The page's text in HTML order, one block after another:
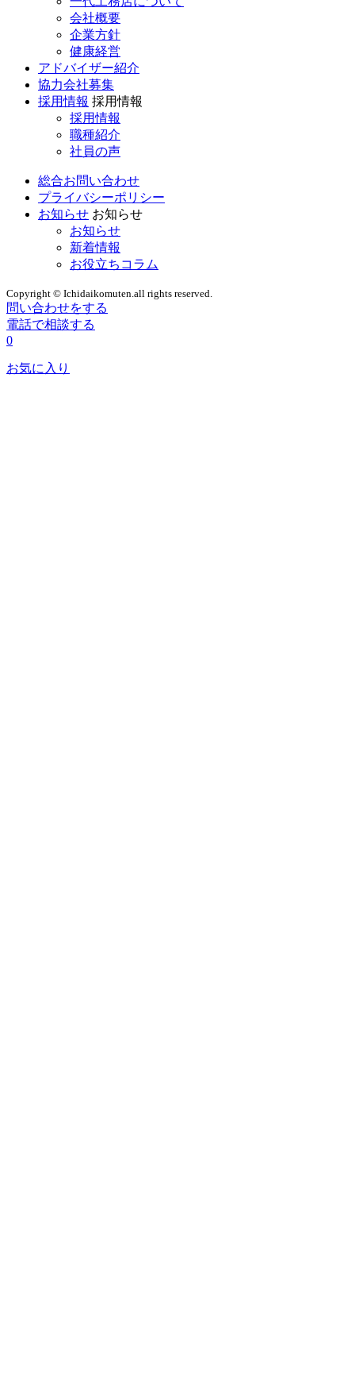
会社概要
企業方針
健康経営
アドバイザー紹介
協力会社募集
採用情報 採用情報
採用情報
職種紹介
社員の声
総合お問い合わせ
プライバシーポリシー
お知らせ お知らせ
お知らせ
新着情報
お役立ちコラム
Copyright © Ichidaikomuten.all rights reserved.
問い合わせをする
電話で相談する
0
お気に入り